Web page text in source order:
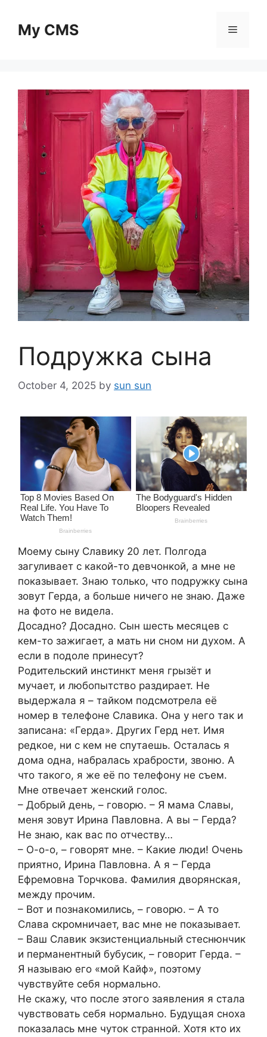
contentMy CMS Menu
Подружка сына
October 4, 2025 by sun sun
Моему сыну Славику 20 лет. Полгода
загуливает с какой-то девчонкой, а мне не
показывает. Знаю только, что подружку сына
зовут Герда, а больше ничего не знаю. Даже
на фото не видела.
Досадно? Досадно. Сын шесть месяцев с
кем-то зажигает, а мать ни сном ни духом. А
если в подоле принесут?
Родительский инстинкт меня грызёт и
мучает, и любопытство раздирает. Не
выдержала я – тайком подсмотрела её
номер в телефоне Славика. Она у него так и
записана: «Герда». Других Герд нет. Имя
редкое, ни с кем не спутаешь. Осталась я
дома одна, набралась храбрости, звоню. А
что такого, я же её по телефону не съем.
Мне отвечает женский голос.
– Добрый день, – говорю. – Я мама Славы,
меня зовут Ирина Павловна. А вы – Герда?
Не знаю, как вас по отчеству…
– О-о-о, – говорят мне. – Какие люди! Очень
приятно, Ирина Павловна. А я – Герда
Ефремовна Торчкова. Фамилия дворянская,
между прочим.
– Вот и познакомились, – говорю. – А то
Слава скромничает, вас мне не показывает.
– Ваш Славик экзистенциальный стеснюнчик
и перманентный бубусик, – говорит Герда. –
Я называю его «мой Кайф», поэтому
чувствуйте себя нормально.
Не скажу, что после этого заявления я стала
чувствовать себя нормально. Будущая сноха
показалась мне чуток странной. Хотя кто их